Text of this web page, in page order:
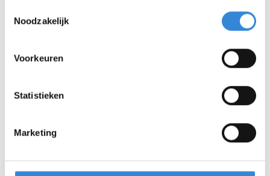
Noodzakelijk
Voorkeuren
Statistieken
Marketing
Thema
Aanmelden is niet meer mogelijk.